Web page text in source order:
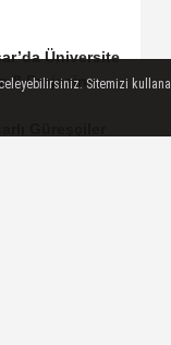
Üniversite
8 ProjesineSitemizi